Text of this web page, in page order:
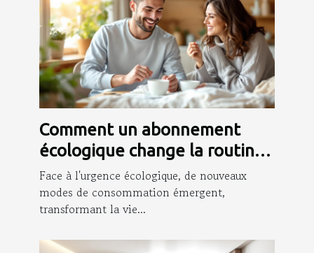
Comment un abonnement
écologique change la routine
des jeunes parents ?
Face à l'urgence écologique, de nouveaux
modes de consommation émergent,
transformant la vie...